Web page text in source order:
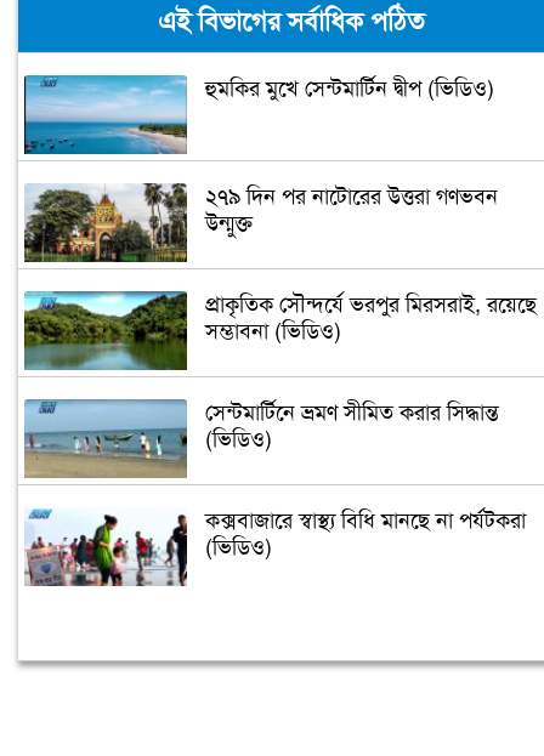
এই বিভাগের সর্বাধিক পঠিত
হুমকির মুখে সেন্টমার্টিন দ্বীপ (ভিডিও)
২৭৯ দিন পর নাটোরের উত্তরা গণভবন
উন্মুক্ত
প্রাকৃতিক সৌন্দর্যে ভরপুর মিরসরাই, রয়েছে
সম্ভাবনা (ভিডিও)
সেন্টমার্টিনে ভ্রমণ সীমিত করার সিদ্ধান্ত
(ভিডিও)
কক্সবাজারে স্বাস্থ্য বিধি মানছে না পর্যটকরা
(ভিডিও)